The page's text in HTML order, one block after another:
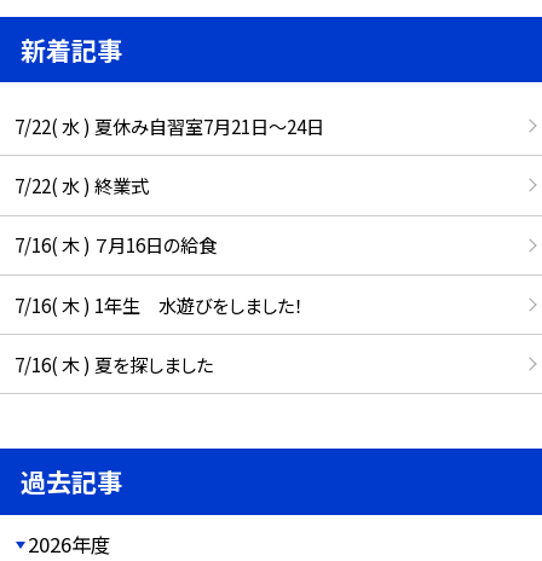
新着記事
7/22( 水 ) 夏休み自習室7月21日〜24日
7/22( 水 ) 終業式
7/16( 木 ) ７月16日の給食
7/16( 木 ) 1年生 水遊びをしました！
7/16( 木 ) 夏を探しました
過去記事
2026年度